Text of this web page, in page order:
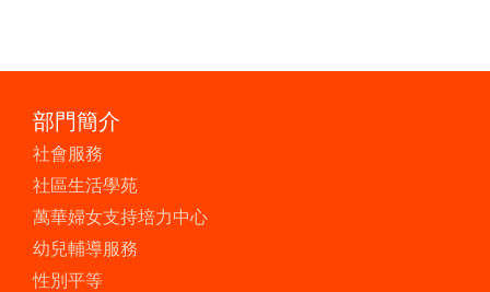
部門簡介
社會服務
社區生活學苑
萬華婦女支持培力中心
幼兒輔導服務
性別平等